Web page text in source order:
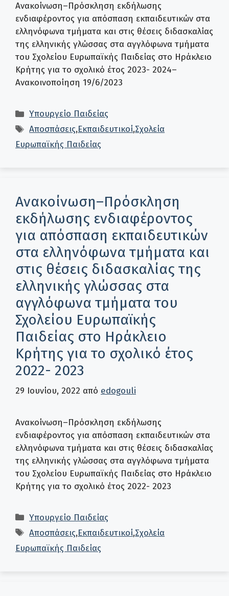
Ανακοίνωση–Πρόσκληση εκδήλωσης
ενδιαφέροντος για απόσπαση εκπαιδευτικών στα
ελληνόφωνα τμήματα και στις θέσεις διδασκαλίας
της ελληνικής γλώσσας στα αγγλόφωνα τμήματα
του Σχολείου Ευρωπαϊκής Παιδείας στο Ηράκλειο
Κρήτης για το σχολικό έτος 2023- 2024–
Ανακοινοποίηση 19/6/2023
Κατηγορίες
Υπουργείο Παιδείας
Ετικέτες
Αποσπάσεις,Εκπαιδευτικοί,Σχολεία
Ευρωπαϊκής Παιδείας
Ανακοίνωση–Πρόσκληση
εκδήλωσης ενδιαφέροντος
για απόσπαση εκπαιδευτικών
στα ελληνόφωνα τμήματα και
στις θέσεις διδασκαλίας της
ελληνικής γλώσσας στα
αγγλόφωνα τμήματα του
Σχολείου Ευρωπαϊκής
Παιδείας στο Ηράκλειο
Κρήτης για το σχολικό έτος
2022- 2023
29 Ιουνίου, 2022 από edogouli
Ανακοίνωση–Πρόσκληση εκδήλωσης
ενδιαφέροντος για απόσπαση εκπαιδευτικών στα
ελληνόφωνα τμήματα και στις θέσεις διδασκαλίας
της ελληνικής γλώσσας στα αγγλόφωνα τμήματα
του Σχολείου Ευρωπαϊκής Παιδείας στο Ηράκλειο
Κρήτης για το σχολικό έτος 2022- 2023
Κατηγορίες
Υπουργείο Παιδείας
Ετικέτες
Αποσπάσεις,Εκπαιδευτικοί,Σχολεία
Ευρωπαϊκής Παιδείας